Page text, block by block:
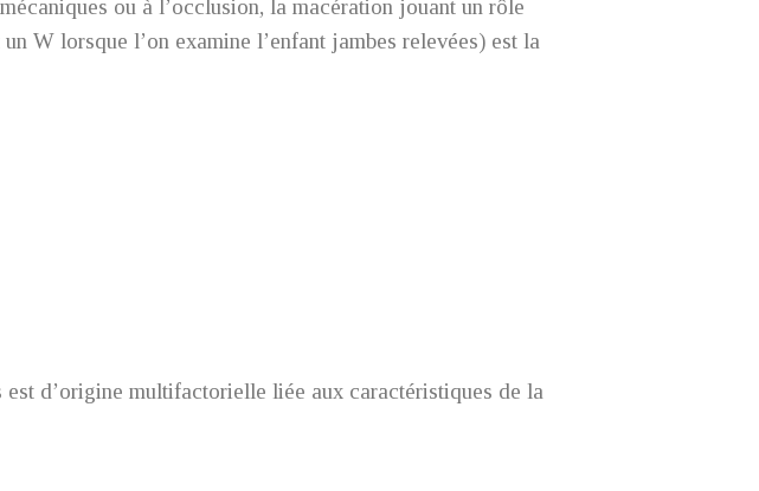
ou à l’occlusion, la macération jouant un rôle
W lorsque l’on examine l’enfant jambes relevées) est la
d’origine multifactorielle liée aux caractéristiques de la